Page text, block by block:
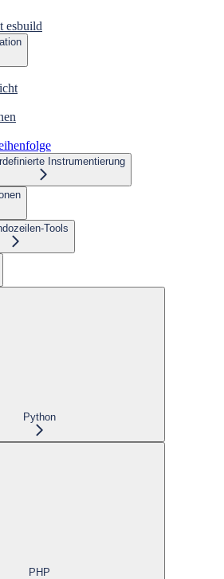
esbuild
Instrumentierung
Tools
Python
PHP